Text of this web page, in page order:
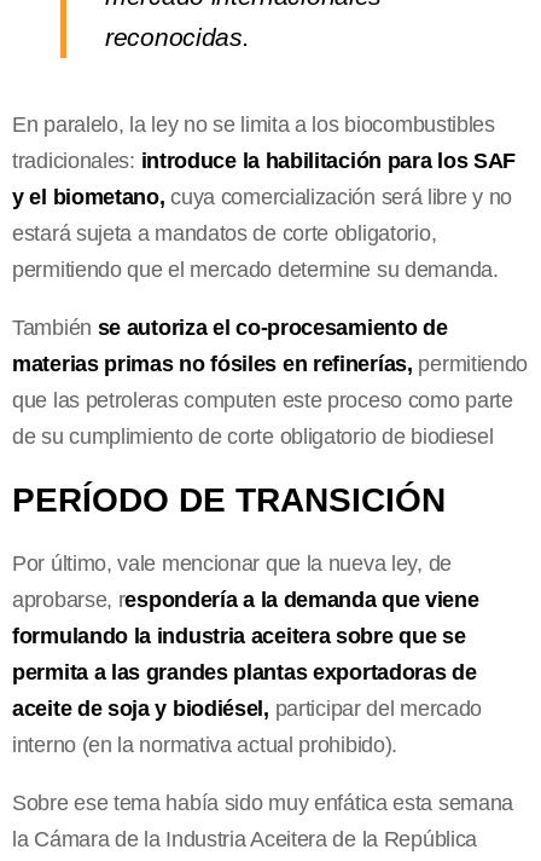
reconocidas.
En paralelo, la ley no se limita a los biocombustibles
tradicionales: introduce la habilitación para los SAF
y el biometano, cuya comercialización será libre y no
estará sujeta a mandatos de corte obligatorio,
permitiendo que el mercado determine su demanda.
También se autoriza el co-procesamiento de
materias primas no fósiles en refinerías, permitiendo
que las petroleras computen este proceso como parte
de su cumplimiento de corte obligatorio de biodiesel
PERÍODO DE TRANSICIÓN
Por último, vale mencionar que la nueva ley, de
aprobarse, respondería a la demanda que viene
formulando la industria aceitera sobre que se
permita a las grandes plantas exportadoras de
aceite de soja y biodiésel, participar del mercado
interno (en la normativa actual prohibido).
Sobre ese tema había sido muy enfática esta semana
la Cámara de la Industria Aceitera de la República